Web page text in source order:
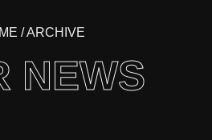
/ ARCHIVE
NEWS